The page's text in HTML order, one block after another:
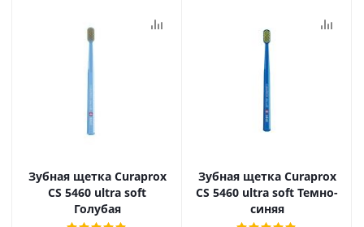
Зубная щетка Curaprox
CS 5460 ultra soft
Голубая
Зубная щетка Curaprox
CS 5460 ultra soft Темно-
синяя